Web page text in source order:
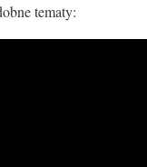
tematy: